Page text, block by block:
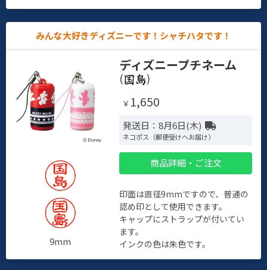
みんな大好きディズニーです！シャチハタです！
9mm
ディズニープチネーム
( )
￥ 1,650
発送日：8月6日(木)
ネコポス（郵便受けへお届け）
商品詳細・ご注文
印面は直径9mmですので、普通の
認め印として使用できます。
キャップにストラップが付いてい
ます。
インクの色は朱色です。